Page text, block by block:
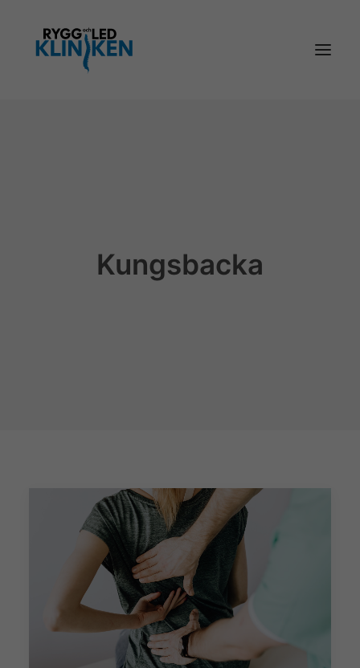
Kungsbacka